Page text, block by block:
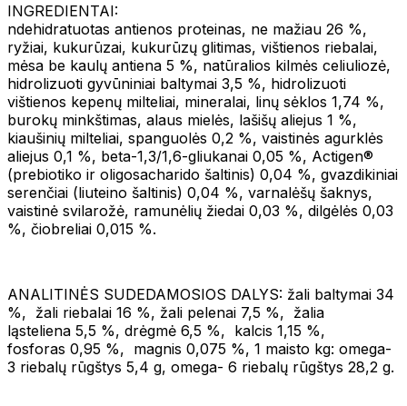
INGREDIENTAI:
ndehidratuotas antienos proteinas, ne mažiau 26 %,
ryžiai, kukurūzai, kukurūzų glitimas, vištienos riebalai,
mėsa be kaulų antiena 5 %, natūralios kilmės celiuliozė,
hidrolizuoti gyvūniniai baltymai 3,5 %, hidrolizuoti
vištienos kepenų milteliai, mineralai, linų sėklos 1,74 %,
burokų minkštimas, alaus mielės, lašišų aliejus 1 %,
kiaušinių milteliai, spanguolės 0,2 %, vaistinės agurklės
aliejus 0,1 %, beta-1,3/1,6-gliukanai 0,05 %, Actigen®
(prebiotiko ir oligosacharido šaltinis) 0,04 %, gvazdikiniai
serenčiai (liuteino šaltinis) 0,04 %, varnalėšų šaknys,
vaistinė svilarožė, ramunėlių žiedai 0,03 %, dilgėlės 0,03
%, čiobreliai 0,015 %.
ANALITINĖS SUDEDAMOSIOS DALYS: žali baltymai 34
%, žali riebalai 16 %, žali pelenai 7,5 %, žalia
ląsteliena 5,5 %, drėgmė 6,5 %, kalcis 1,15 %,
fosforas 0,95 %, magnis 0,075 %, 1 maisto kg: omega-
3 riebalų rūgštys 5,4 g, omega- 6 riebalų rūgštys 28,2 g.